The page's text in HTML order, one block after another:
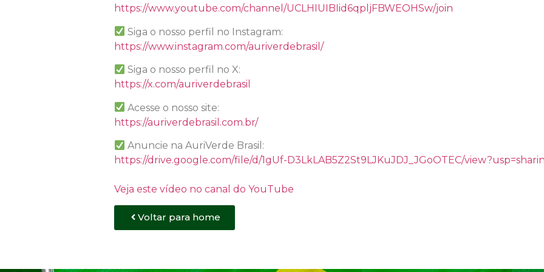
https://www.youtube.com/channel/UCLHIUIBIid6qpljFBWEOHSw/join
Siga o nosso perfil no Instagram:
https://www.instagram.com/auriverdebrasil/
Siga o nosso perfil no X:
https://x.com/auriverdebrasil
Acesse o nosso site:
https://auriverdebrasil.com.br/
Anuncie na AuriVerde Brasil:
https://drive.google.com/file/d/1gUf-D3LkLAB5Z2St9LJKuJDJ_JGoOTEC/
Veja este vídeo no canal do YouTube
Voltar para home